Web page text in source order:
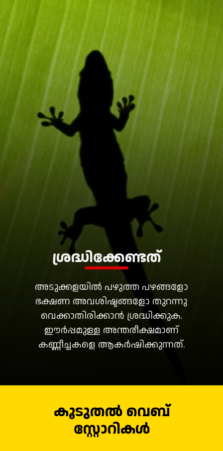
അടുക്കളയിൽ പഴുത്ത പഴങ്ങളോ
ഭക്ഷണ അവശിഷ്ടങ്ങളോ തുറന്നു
വെക്കാതിരിക്കാൻ ശ്രദ്ധിക്കുക.
ഈർപ്പമുള്ള അന്തരീക്ഷമാണ്
കണ്ണീച്ചകളെ ആകർഷിക്കുന്നത്.
ശ്രദ്ധിക്കേണ്ടത്
കൂടുതൽ വെബ്
സ്റ്റോറികൾ